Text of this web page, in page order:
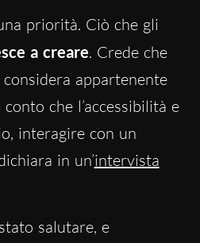
priorità. Ciò che gli
a creare. Crede che
considera appartenente
che l’accessibilità e
interagire con un
in un’intervista
salutare, e